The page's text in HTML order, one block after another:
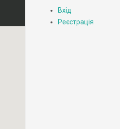
Вхід
Реєстрація